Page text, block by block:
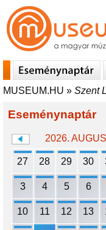
MUSEUM.HU » Szent
Eseménynaptár
2026.
27 28 29 30
3 4 5 6
10 11 12 13